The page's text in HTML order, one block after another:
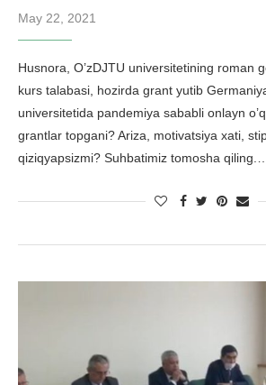
May 22, 2021
Husnora, O’zDJTU universitetining roman
kurs talabasi, hozirda grant yutib
universitetida pandemiya sababli onlayn
grantlar topgani? Ariza, motivatsiya xati,
qiziqyapsizmi? Suhbatimiz tomosha qiling.…